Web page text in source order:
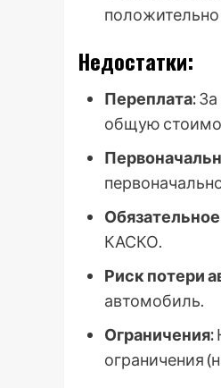
Недостатки:
Переплата:
общую
КАСКО.
Риск потери
автомобиль.
Ограничения:
ограничения